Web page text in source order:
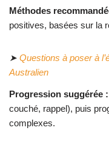
Méthodes
positives, basées sur la
➤ Questions à poser à
Australien
Progression suggérée :
couché, rappel), puis
complexes.